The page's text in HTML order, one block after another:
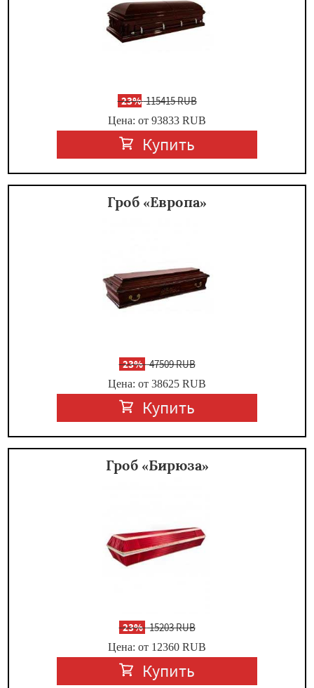
-23%115415 RUB
Цена: от 93833 RUB
Купить
Гроб «Европа»
-23%47509 RUB
Цена: от 38625 RUB
Купить
Гроб «Бирюза»
-23%15203 RUB
Цена: от 12360 RUB
Купить